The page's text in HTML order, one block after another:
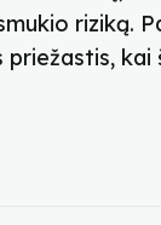
riziką.
kai